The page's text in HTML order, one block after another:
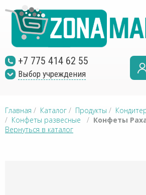
+7 775 414 62 55
Выбор учреждения
Главная / Каталог / Продукты /
/ Конфеты развесные / Конфеты
Вернуться в каталог